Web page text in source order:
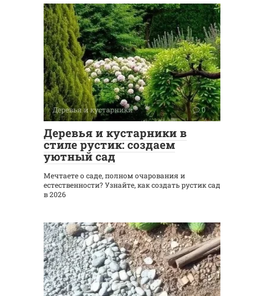
Деревья и кустарники 0
Деревья и кустарники в
стиле рустик: создаем
уютный сад
Мечтаете о саде, полном очарования и
естественности? Узнайте, как создать рустик сад
в 2026